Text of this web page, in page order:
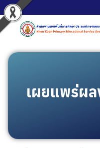
เผยแพร่ผล